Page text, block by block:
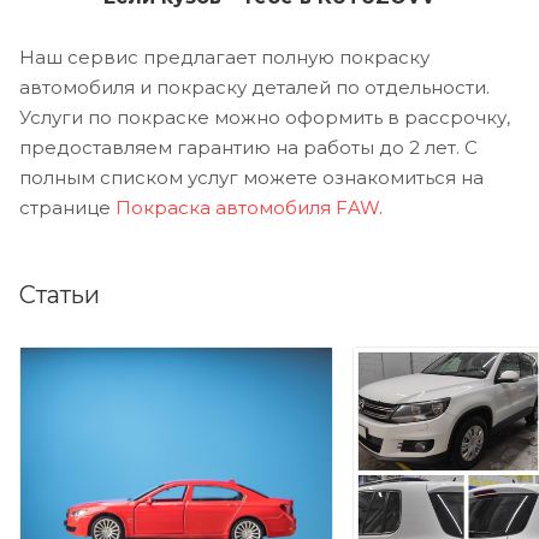
Наш сервис предлагает полную покраску
автомобиля и покраску деталей по отдельности.
Услуги по покраске можно оформить в рассрочку,
предоставляем гарантию на работы до 2 лет. С
полным списком услуг можете ознакомиться на
странице Покраска автомобиля FAW.
Статьи